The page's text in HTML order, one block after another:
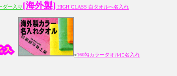
ダー入り [海外製] HIGH CLASS 白タオルへ名入れ
●160匁カラータオルに名入れ